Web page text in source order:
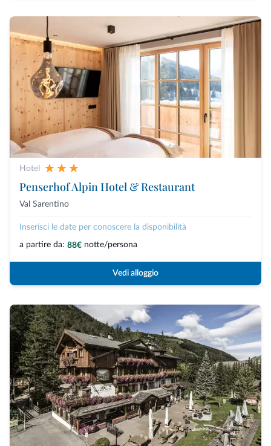
Hotel
Penserhof Alpin Hotel & Restaurant
Val Sarentino
Inserisci le date per conoscere la disponibilità
a partire da: 88€ notte/persona
Vedi alloggio